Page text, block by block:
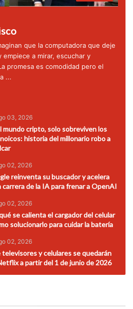
que la computadora que deje
empiece a mirar, escuchar y
promesa es comodidad pero el
...
03, 2026
mundo cripto, solo sobreviven los
historia del millonario robo a
02, 2026
reinventa su buscador y acelera
carrera de la IA para frenar a OpenAI
02, 2026
se calienta el cargador del celular
solucionarlo para cuidar la batería
02, 2026
televisores y celulares se quedarán
a partir del 1 de junio de 2026